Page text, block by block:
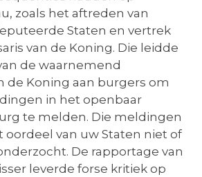
zoals het aftreden van
Staten en vertrek
van de Koning. Die leidde
de waarnemend
de Koning aan burgers om
in het openbaar
te melden. Die meldingen
oordeel van uw Staten niet of
De rapportage van
leverde forse kritiek op